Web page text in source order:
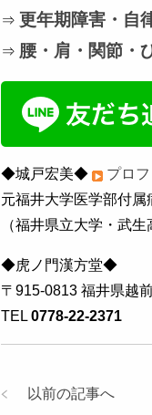
⇒ 更年期障害・自
⇒ 腰・肩・関節・
◆城戸宏美◆
プロ
元福井大学医学部付
（福井県立大学・武生
◆虎ノ門漢方堂◆
〒915-0813 福井県越
TEL0778-22-2371
以前の記事へ